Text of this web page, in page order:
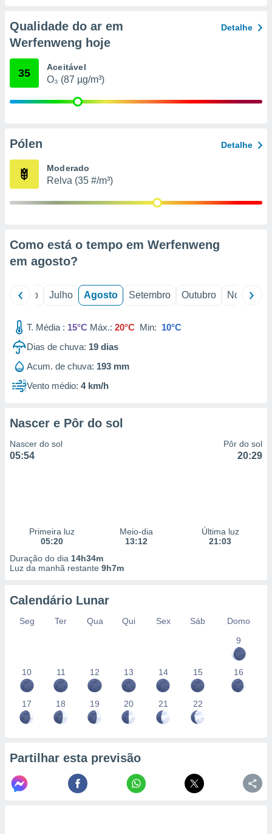
de
1199
Qualidade do ar em
Werfenweng hoje
Detalhe
35 Aceitável
O₃ (87 µg/m³)
Pólen Detalhe
Moderado
Relva (35 #/m³)
Como está o tempo em Werfenweng
em agosto?
Junho Julho Agosto Setembro Outubro Novembro
T. Média : 15°C Máx.: 20°C Min: 10°C
Dias de chuva: 19 dias
Acum. de chuva: 193 mm
Vento médio: 4 km/h
Nascer e Pôr do sol
Nascer do sol
05:54
Pôr do sol
20:29
Primeira luz
05:20
Meio-dia
13:12
Última luz
21:03
Duração do dia 14h34m
Luz da manhã restante 9h7m
Calendário Lunar
Seg Ter Qua Qui Sex Sáb
Domo
9
10 11 12 13 14 15 16
17 18 19 20 21 22
Partilhar esta previsão